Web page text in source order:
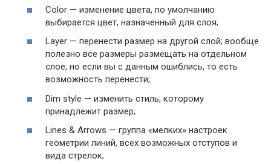
Color — изменение цвета, по умолчанию
выбирается цвет, назначенный для слоя;
Layer — перенести размер на другой слой; вообще
полезно все размеры размещать на отдельном
слое, но если вы с данным ошиблись, то есть
возможность перенести;
Dim style — изменить стиль, которому
принадлежит размер;
Lines & Arrows — группа «мелких» настроек
геометрии линий, всех возможных отступов и
вида стрелок;